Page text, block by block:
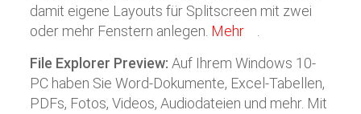
damit eigene Layouts für Splitscreen mit zwei
oder mehr Fenstern anlegen. Mehr
File Explorer Preview:Auf Ihrem Windows 10-
PC haben Sie Word-Dokumente, Excel-Tabellen,
PDFs, Fotos, Videos, Audiodateien und mehr. Mit